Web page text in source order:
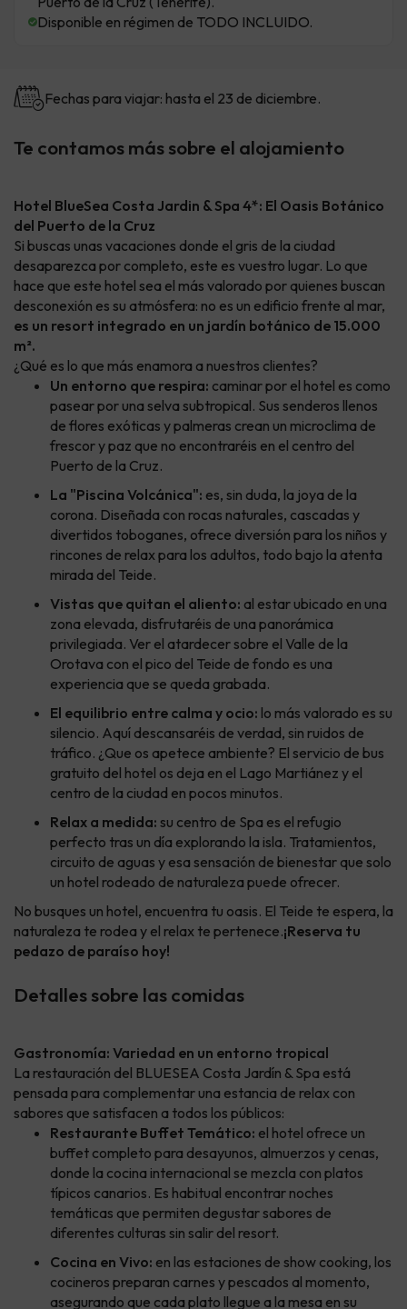
Disponible en régimen de TODO INCLUIDO.
Fechas para viajar: hasta el 23 de diciembre.
Te contamos más sobre el alojamiento
Hotel BlueSea Costa Jardin & Spa 4*: El Oasis Botánico
del Puerto de la Cruz
Si buscas unas vacaciones donde el gris de la ciudad
desaparezca por completo, este es vuestro lugar. Lo que
hace que este hotel sea el más valorado por quienes buscan
desconexión es su atmósfera: no es un edificio frente al mar,
es un resort integrado en un jardín botánico de 15.000
m².
¿Qué es lo que más enamora a nuestros clientes?
Un entorno que respira: caminar por el hotel es como
pasear por una selva subtropical. Sus senderos llenos
de flores exóticas y palmeras crean un microclima de
frescor y paz que no encontraréis en el centro del
Puerto de la Cruz.
La "Piscina Volcánica": es, sin duda, la joya de la
corona. Diseñada con rocas naturales, cascadas y
divertidos toboganes, ofrece diversión para los niños y
rincones de relax para los adultos, todo bajo la atenta
mirada del Teide.
Vistas que quitan el aliento: al estar ubicado en una
zona elevada, disfrutaréis de una panorámica
privilegiada. Ver el atardecer sobre el Valle de la
Orotava con el pico del Teide de fondo es una
experiencia que se queda grabada.
El equilibrio entre calma y ocio: lo más valorado es su
silencio. Aquí descansaréis de verdad, sin ruidos de
tráfico. ¿Que os apetece ambiente? El servicio de bus
gratuito del hotel os deja en el Lago Martiánez y el
centro de la ciudad en pocos minutos.
Relax a medida: su centro de Spa es el refugio
perfecto tras un día explorando la isla. Tratamientos,
circuito de aguas y esa sensación de bienestar que solo
un hotel rodeado de naturaleza puede ofrecer.
No busques un hotel, encuentra tu oasis. El Teide te espera, la
naturaleza te rodea y el relax te pertenece.¡Reserva tu
pedazo de paraíso hoy!
Detalles sobre las comidas
Gastronomía: Variedad en un entorno tropical
La restauración del BLUESEA Costa Jardín & Spa está
pensada para complementar una estancia de relax con
sabores que satisfacen a todos los públicos:
Restaurante Buffet Temático: el hotel ofrece un
buffet completo para desayunos, almuerzos y cenas,
donde la cocina internacional se mezcla con platos
típicos canarios. Es habitual encontrar noches
temáticas que permiten degustar sabores de
diferentes culturas sin salir del resort.
Cocina en Vivo: en las estaciones de show cooking, los
cocineros preparan carnes y pescados al momento,
asegurando que cada plato llegue a la mesa en su